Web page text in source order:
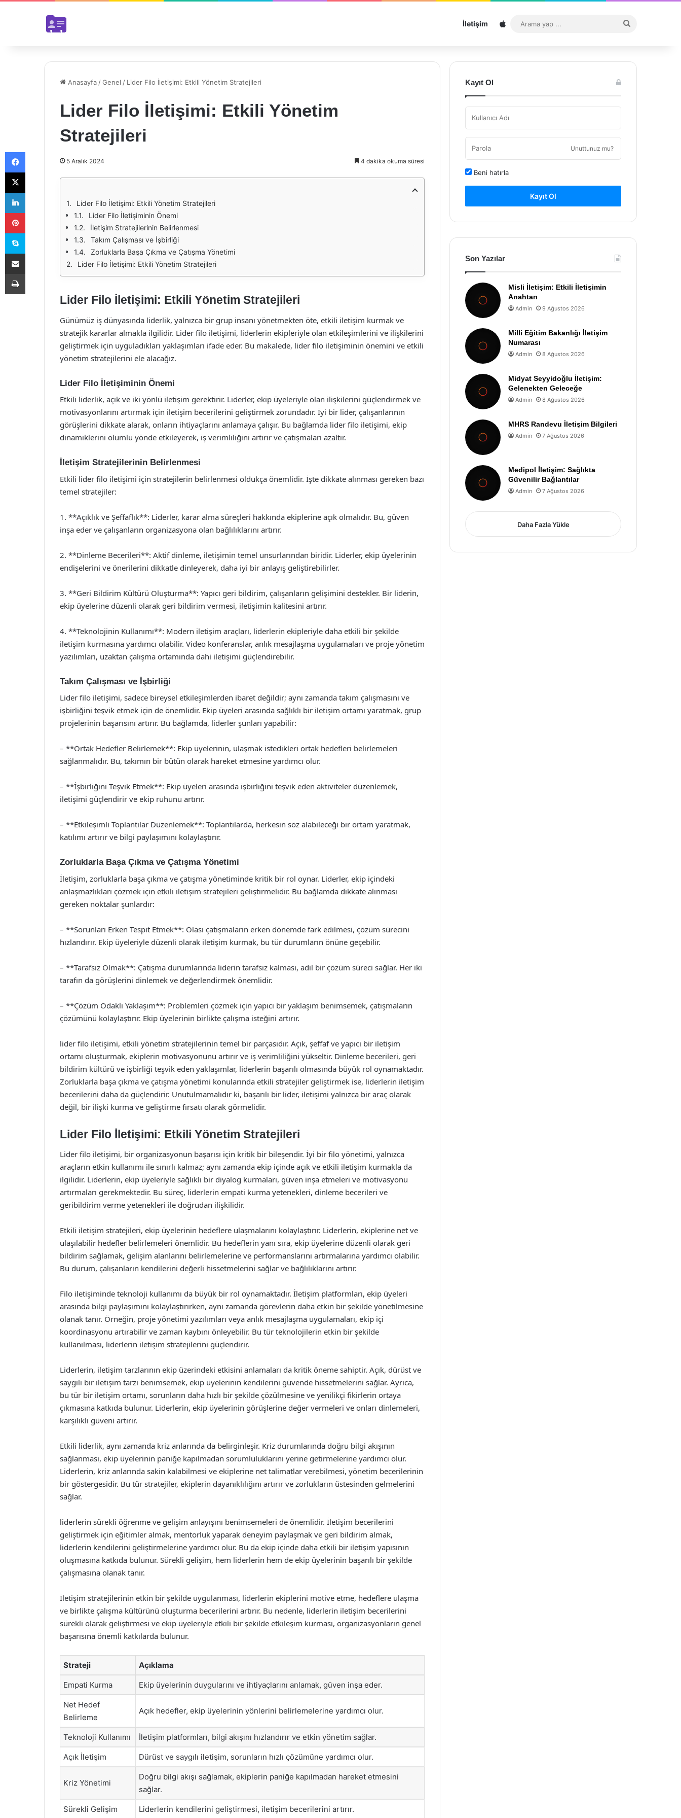
İletişim Sitemap
...
Anasayfa /Genel / Lider Filo İletişimi: Etkili Yönetim Stratejileri
Lider Filo İletişimi: Etkili Yönetim
Stratejileri
5 Aralık 2024 4 dakika okuma süresi
Lider Filo İletişimi: Etkili Yönetim Stratejileri
Lider Filo İletişiminin Önemi
İletişim Stratejilerinin Belirlenmesi
Takım Çalışması ve İşbirliği
Zorluklarla Başa Çıkma ve Çatışma Yönetimi
Lider Filo İletişimi: Etkili Yönetim Stratejileri
Lider Filo İletişimi: Etkili Yönetim Stratejileri
Günümüz iş dünyasında liderlik, yalnızca bir grup insanı yönetmekten öte, etkili iletişim kurmak ve
stratejik kararlar almakla ilgilidir. Lider filo iletişimi, liderlerin ekipleriyle olan etkileşimlerini ve ilişkilerini
geliştirmek için uyguladıkları yaklaşımları ifade eder. Bu makalede, lider filo iletişiminin önemini ve etkili
yönetim stratejilerini ele alacağız.
Lider Filo İletişiminin Önemi
Etkili liderlik, açık ve iki yönlü iletişim gerektirir. Liderler, ekip üyeleriyle olan ilişkilerini güçlendirmek ve
motivasyonlarını artırmak için iletişim becerilerini geliştirmek zorundadır. İyi bir lider, çalışanlarının
görüşlerini dikkate alarak, onların ihtiyaçlarını anlamaya çalışır. Bu bağlamda lider filo iletişimi, ekip
dinamiklerini olumlu yönde etkileyerek, iş verimliliğini artırır ve çatışmaları azaltır.
İletişim Stratejilerinin Belirlenmesi
Etkili lider filo iletişimi için stratejilerin belirlenmesi oldukça önemlidir. İşte dikkate alınması gereken bazı
temel stratejiler:
1. **Açıklık ve Şeffaflık**: Liderler, karar alma süreçleri hakkında ekiplerine açık olmalıdır. Bu, güven
inşa eder ve çalışanların organizasyona olan bağlılıklarını artırır.
2. **Dinleme Becerileri**: Aktif dinleme, iletişimin temel unsurlarından biridir. Liderler, ekip üyelerinin
endişelerini ve önerilerini dikkatle dinleyerek, daha iyi bir anlayış geliştirebilirler.
3. **Geri Bildirim Kültürü Oluşturma**: Yapıcı geri bildirim, çalışanların gelişimini destekler. Bir liderin,
ekip üyelerine düzenli olarak geri bildirim vermesi, iletişimin kalitesini artırır.
4. **Teknolojinin Kullanımı**: Modern iletişim araçları, liderlerin ekipleriyle daha etkili bir şekilde
iletişim kurmasına yardımcı olabilir. Video konferanslar, anlık mesajlaşma uygulamaları ve proje yönetim
yazılımları, uzaktan çalışma ortamında dahi iletişimi güçlendirebilir.
Takım Çalışması ve İşbirliği
Lider filo iletişimi, sadece bireysel etkileşimlerden ibaret değildir; aynı zamanda takım çalışmasını ve
işbirliğini teşvik etmek için de önemlidir. Ekip üyeleri arasında sağlıklı bir iletişim ortamı yaratmak, grup
projelerinin başarısını artırır. Bu bağlamda, liderler şunları yapabilir:
– **Ortak Hedefler Belirlemek**: Ekip üyelerinin, ulaşmak istedikleri ortak hedefleri belirlemeleri
sağlanmalıdır. Bu, takımın bir bütün olarak hareket etmesine yardımcı olur.
– **İşbirliğini Teşvik Etmek**: Ekip üyeleri arasında işbirliğini teşvik eden aktiviteler düzenlemek,
iletişimi güçlendirir ve ekip ruhunu artırır.
– **Etkileşimli Toplantılar Düzenlemek**: Toplantılarda, herkesin söz alabileceği bir ortam yaratmak,
katılımı artırır ve bilgi paylaşımını kolaylaştırır.
Zorluklarla Başa Çıkma ve Çatışma Yönetimi
İletişim, zorluklarla başa çıkma ve çatışma yönetiminde kritik bir rol oynar. Liderler, ekip içindeki
anlaşmazlıkları çözmek için etkili iletişim stratejileri geliştirmelidir. Bu bağlamda dikkate alınması
gereken noktalar şunlardır:
– **Sorunları Erken Tespit Etmek**: Olası çatışmaların erken dönemde fark edilmesi, çözüm sürecini
hızlandırır. Ekip üyeleriyle düzenli olarak iletişim kurmak, bu tür durumların önüne geçebilir.
– **Tarafsız Olmak**: Çatışma durumlarında liderin tarafsız kalması, adil bir çözüm süreci sağlar. Her iki
tarafın da görüşlerini dinlemek ve değerlendirmek önemlidir.
– **Çözüm Odaklı Yaklaşım**: Problemleri çözmek için yapıcı bir yaklaşım benimsemek, çatışmaların
çözümünü kolaylaştırır. Ekip üyelerinin birlikte çalışma isteğini artırır.
lider filo iletişimi, etkili yönetim stratejilerinin temel bir parçasıdır. Açık, şeffaf ve yapıcı bir iletişim
ortamı oluşturmak, ekiplerin motivasyonunu artırır ve iş verimliliğini yükseltir. Dinleme becerileri, geri
bildirim kültürü ve işbirliği teşvik eden yaklaşımlar, liderlerin başarılı olmasında büyük rol oynamaktadır.
Zorluklarla başa çıkma ve çatışma yönetimi konularında etkili stratejiler geliştirmek ise, liderlerin iletişim
becerilerini daha da güçlendirir. Unutulmamalıdır ki, başarılı bir lider, iletişimi yalnızca bir araç olarak
değil, bir ilişki kurma ve geliştirme fırsatı olarak görmelidir.
Lider Filo İletişimi: Etkili Yönetim Stratejileri
Lider filo iletişimi, bir organizasyonun başarısı için kritik bir bileşendir. İyi bir filo yönetimi, yalnızca
araçların etkin kullanımı ile sınırlı kalmaz; aynı zamanda ekip içinde açık ve etkili iletişim kurmakla da
ilgilidir. Liderlerin, ekip üyeleriyle sağlıklı bir diyalog kurmaları, güven inşa etmeleri ve motivasyonu
artırmaları gerekmektedir. Bu süreç, liderlerin empati kurma yetenekleri, dinleme becerileri ve
geribildirim verme yetenekleri ile doğrudan ilişkilidir.
Etkili iletişim stratejileri, ekip üyelerinin hedeflere ulaşmalarını kolaylaştırır. Liderlerin, ekiplerine net ve
ulaşılabilir hedefler belirlemeleri önemlidir. Bu hedeflerin yanı sıra, ekip üyelerine düzenli olarak geri
bildirim sağlamak, gelişim alanlarını belirlemelerine ve performanslarını artırmalarına yardımcı olabilir.
Bu durum, çalışanların kendilerini değerli hissetmelerini sağlar ve bağlılıklarını artırır.
Filo iletişiminde teknoloji kullanımı da büyük bir rol oynamaktadır. İletişim platformları, ekip üyeleri
arasında bilgi paylaşımını kolaylaştırırken, aynı zamanda görevlerin daha etkin bir şekilde yönetilmesine
olanak tanır. Örneğin, proje yönetimi yazılımları veya anlık mesajlaşma uygulamaları, ekip içi
koordinasyonu artırabilir ve zaman kaybını önleyebilir. Bu tür teknolojilerin etkin bir şekilde
kullanılması, liderlerin iletişim stratejilerini güçlendirir.
Liderlerin, iletişim tarzlarının ekip üzerindeki etkisini anlamaları da kritik öneme sahiptir. Açık, dürüst ve
saygılı bir iletişim tarzı benimsemek, ekip üyelerinin kendilerini güvende hissetmelerini sağlar. Ayrıca,
bu tür bir iletişim ortamı, sorunların daha hızlı bir şekilde çözülmesine ve yenilikçi fikirlerin ortaya
çıkmasına katkıda bulunur. Liderlerin, ekip üyelerinin görüşlerine değer vermeleri ve onları dinlemeleri,
karşılıklı güveni artırır.
Etkili liderlik, aynı zamanda kriz anlarında da belirginleşir. Kriz durumlarında doğru bilgi akışının
sağlanması, ekip üyelerinin paniğe kapılmadan sorumluluklarını yerine getirmelerine yardımcı olur.
Liderlerin, kriz anlarında sakin kalabilmesi ve ekiplerine net talimatlar verebilmesi, yönetim becerilerinin
bir göstergesidir. Bu tür stratejiler, ekiplerin dayanıklılığını artırır ve zorlukların üstesinden gelmelerini
sağlar.
liderlerin sürekli öğrenme ve gelişim anlayışını benimsemeleri de önemlidir. İletişim becerilerini
geliştirmek için eğitimler almak, mentorluk yaparak deneyim paylaşmak ve geri bildirim almak,
liderlerin kendilerini geliştirmelerine yardımcı olur. Bu da ekip içinde daha etkili bir iletişim yapısının
oluşmasına katkıda bulunur. Sürekli gelişim, hem liderlerin hem de ekip üyelerinin başarılı bir şekilde
çalışmasına olanak tanır.
İletişim stratejilerinin etkin bir şekilde uygulanması, liderlerin ekiplerini motive etme, hedeflere ulaşma
ve birlikte çalışma kültürünü oluşturma becerilerini artırır. Bu nedenle, liderlerin iletişim becerilerini
sürekli olarak geliştirmesi ve ekip üyeleriyle etkili bir şekilde etkileşim kurması, organizasyonların genel
başarısına önemli katkılarda bulunur.
Strateji Açıklama
Empati Kurma Ekip üyelerinin duygularını ve ihtiyaçlarını anlamak, güven inşa eder.
Net Hedef
Belirleme
Açık hedefler, ekip üyelerinin yönlerini belirlemelerine yardımcı olur.
Teknoloji Kullanımı İletişim platformları, bilgi akışını hızlandırır ve etkin yönetim sağlar.
Açık İletişim Dürüst ve saygılı iletişim, sorunların hızlı çözümüne yardımcı olur.
Kriz Yönetimi
Doğru bilgi akışı sağlamak, ekiplerin paniğe kapılmadan hareket etmesini
sağlar.
Sürekli Gelişim Liderlerin kendilerini geliştirmesi, iletişim becerilerini artırır.
Kayıt Ol
Unuttunuz mu?
Beni hatırla
Kayıt Ol
Son Yazılar
Misli İletişim: Etkili İletişimin
Anahtarı
Admin 9 Ağustos 2026
Milli Eğitim Bakanlığı İletişim
Numarası
Admin 8 Ağustos 2026
Midyat Seyyidoğlu İletişim:
Gelenekten Geleceğe
Admin 8 Ağustos 2026
MHRS Randevu İletişim Bilgileri
Admin 7 Ağustos 2026
Medipol İletişim: Sağlıkta
Güvenilir Bağlantılar
Admin 7 Ağustos 2026
Daha Fazla Yükle
Facebook
X
LinkedIn
Pinterest
Skype
E-Posta ile paylaş